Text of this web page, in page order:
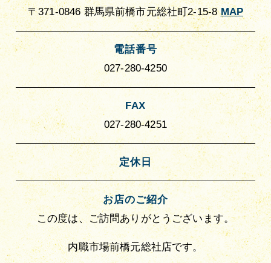
〒371-0846 群馬県前橋市元総社町2-15-8MAP
電話番号
027-280-4250
FAX
027-280-4251
定休日
お店のご紹介
この度は、ご訪問ありがとうございます。
内職市場前橋元総社店です。